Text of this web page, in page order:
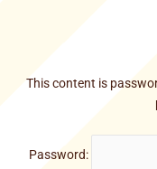
This content is
Password: